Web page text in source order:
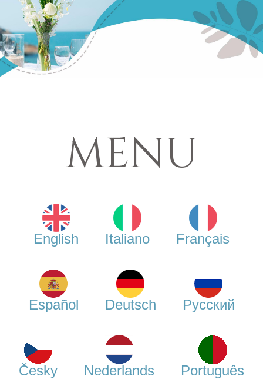
MENU
English Italiano Français
Español Deutsch Русский
Česky Nederlands Português